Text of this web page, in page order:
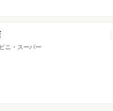
ニ・スーパー